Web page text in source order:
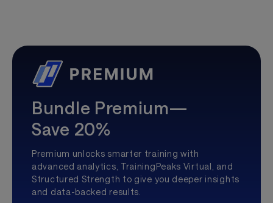
Bundle Premium—
Save 20%
Premium unlocks smarter training with
advanced analytics, TrainingPeaks Virtual, and
Structured Strength to give you deeper insights
and data-backed results.